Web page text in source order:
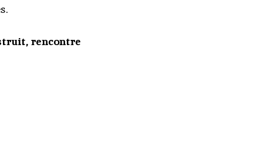
rencontre